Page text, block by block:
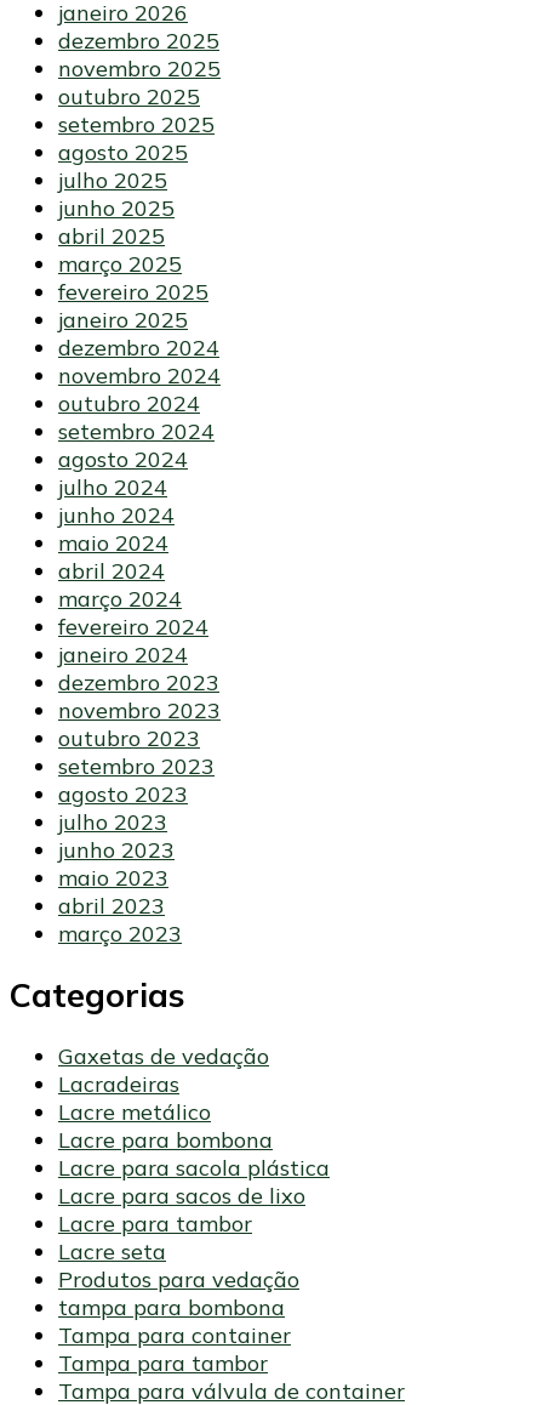
janeiro 2026
dezembro 2025
novembro 2025
outubro 2025
setembro 2025
agosto 2025
julho 2025
junho 2025
abril 2025
março 2025
fevereiro 2025
janeiro 2025
dezembro 2024
novembro 2024
outubro 2024
setembro 2024
agosto 2024
julho 2024
junho 2024
maio 2024
abril 2024
março 2024
fevereiro 2024
janeiro 2024
dezembro 2023
novembro 2023
outubro 2023
setembro 2023
agosto 2023
julho 2023
junho 2023
maio 2023
abril 2023
março 2023
Categorias
Gaxetas de vedação
Lacradeiras
Lacre metálico
Lacre para bombona
Lacre para sacola plástica
Lacre para sacos de lixo
Lacre para tambor
Lacre seta
Produtos para vedação
tampa para bombona
Tampa para container
Tampa para tambor
Tampa para válvula de container